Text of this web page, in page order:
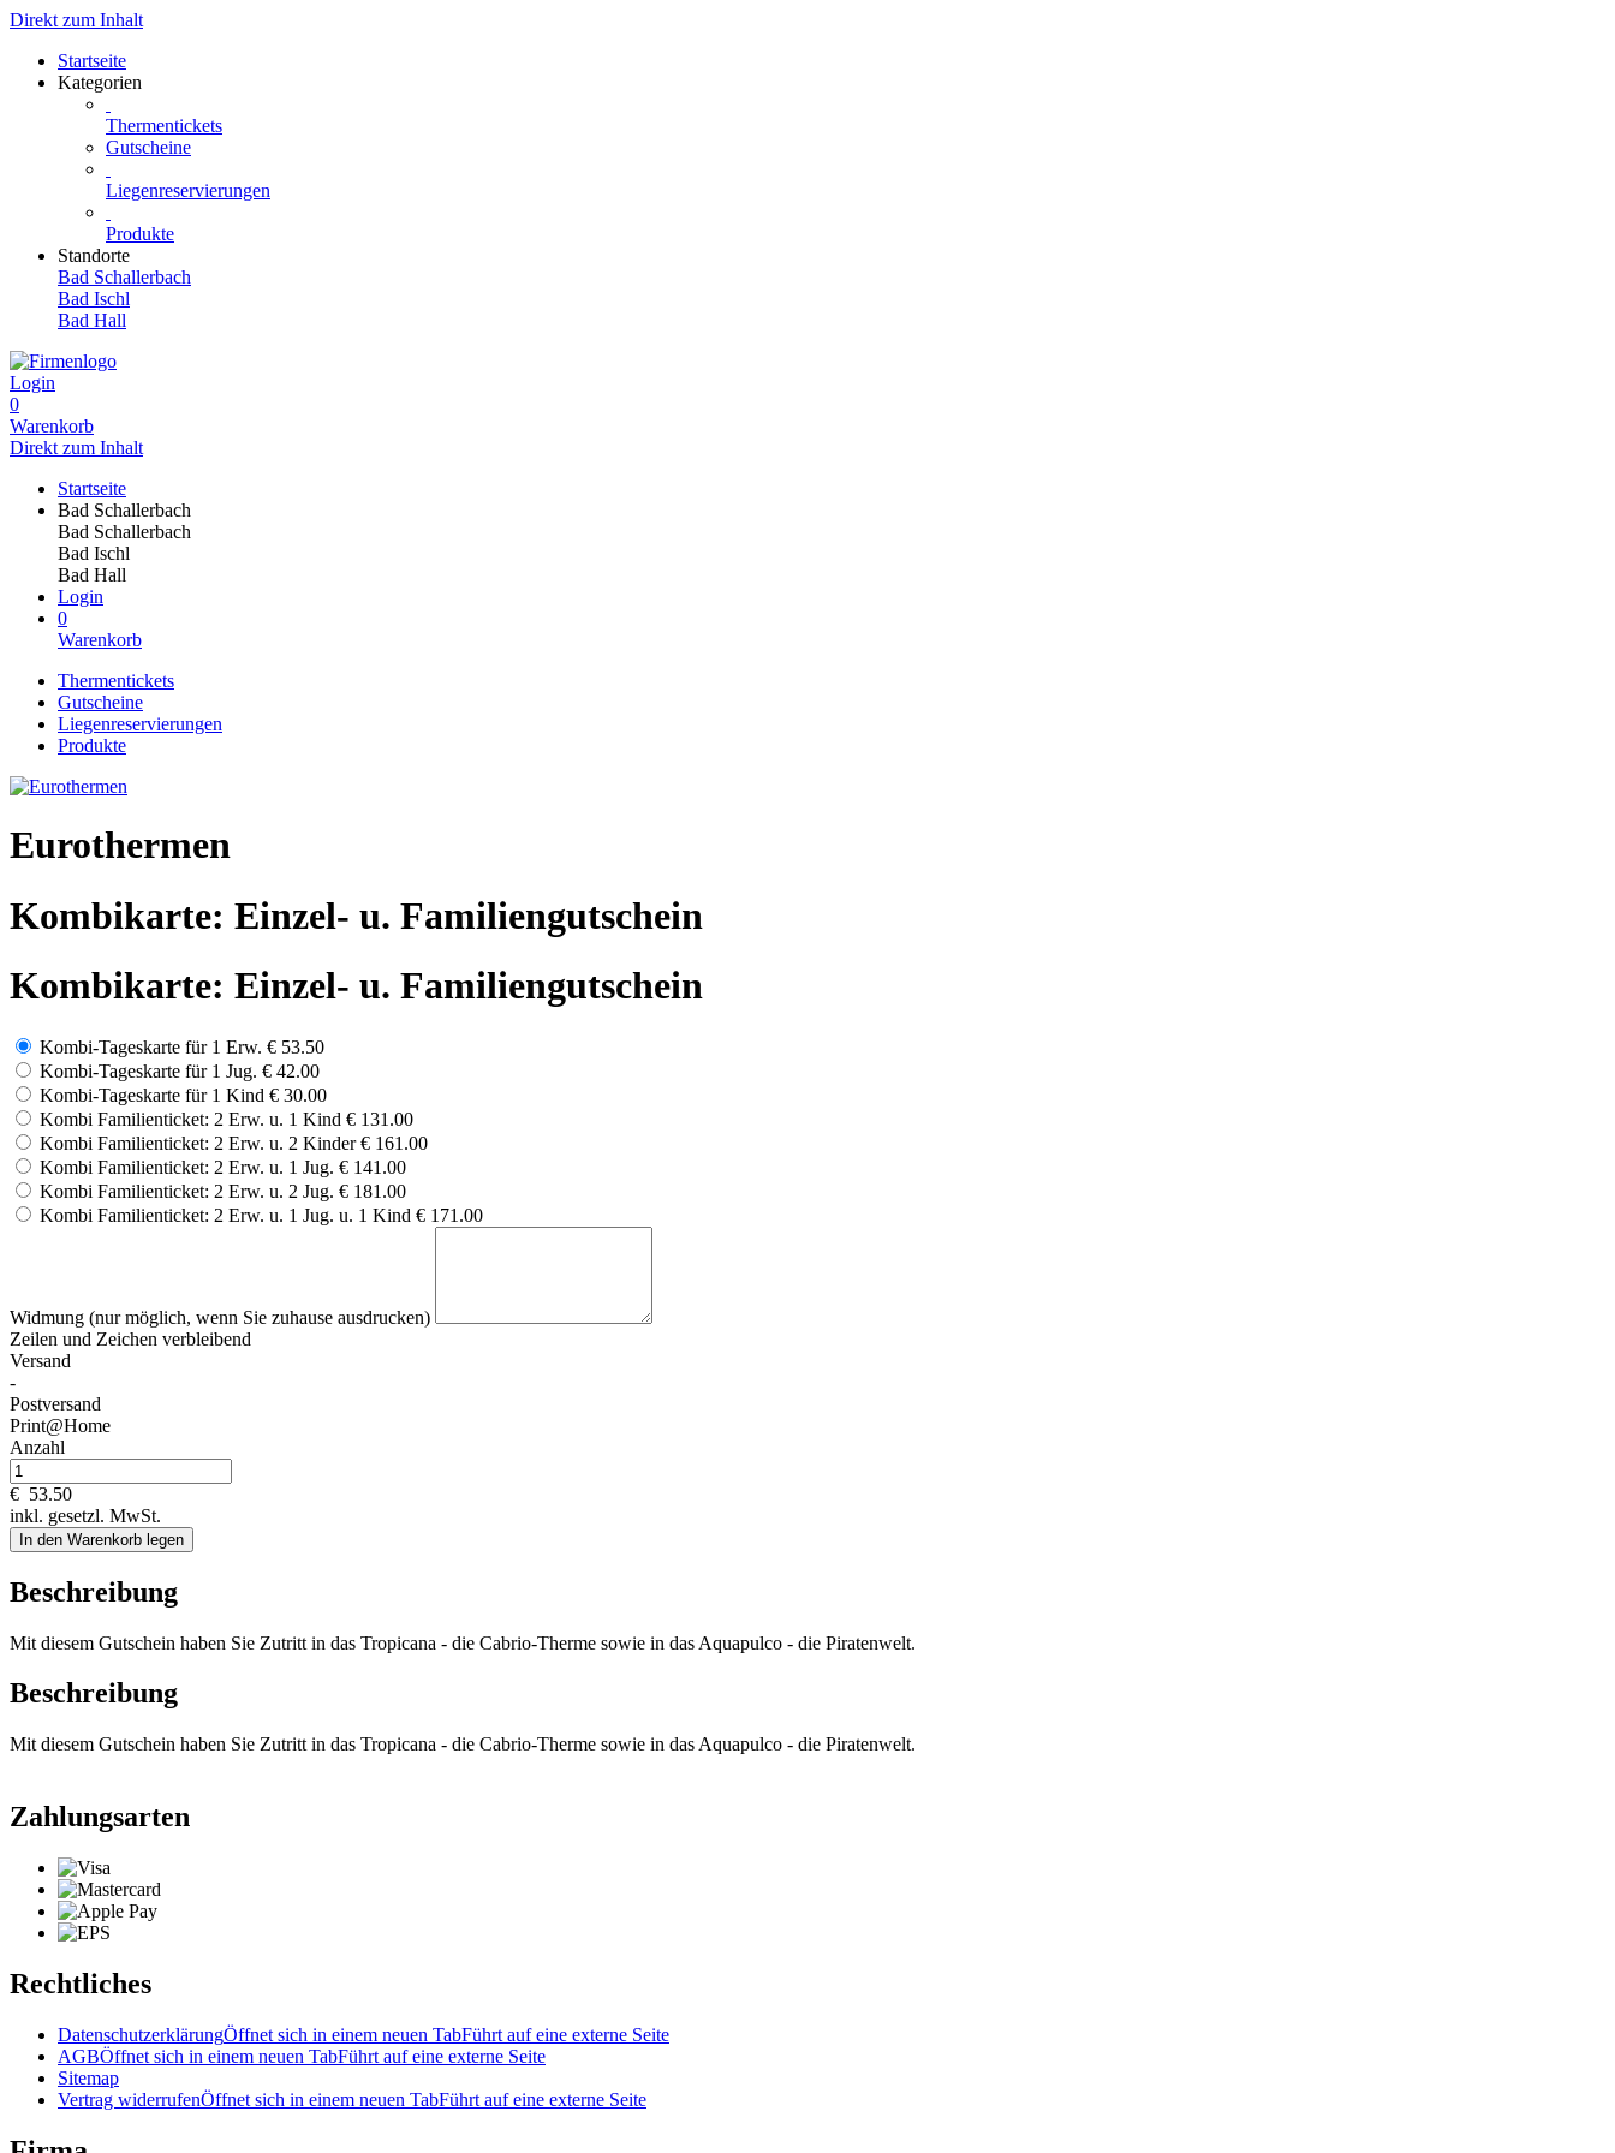
Direkt zum Inhalt
Startseite
Kategorien
Thermentickets
Gutscheine
Liegenreservierungen
Produkte
Standorte
Bad Schallerbach
Bad Ischl
Bad Hall
Login
0
Warenkorb
Direkt zum Inhalt
Startseite
Bad Schallerbach
Bad Schallerbach
Bad Ischl
Bad Hall
Login
0
Warenkorb
Thermentickets
Gutscheine
Liegenreservierungen
Produkte
Eurothermen
Kombikarte: Einzel- u. Familiengutschein
Kombikarte: Einzel- u. Familiengutschein
Kombi-Tageskarte für 1 Erw. € 53.50
Kombi-Tageskarte für 1 Jug. € 42.00
Kombi-Tageskarte für 1 Kind € 30.00
Kombi Familienticket: 2 Erw. u. 1 Kind € 131.00
Kombi Familienticket: 2 Erw. u. 2 Kinder € 161.00
Kombi Familienticket: 2 Erw. u. 1 Jug. € 141.00
Kombi Familienticket: 2 Erw. u. 2 Jug. € 181.00
Kombi Familienticket: 2 Erw. u. 1 Jug. u. 1 Kind € 171.00
Widmung (nur möglich, wenn Sie zuhause ausdrucken)
Zeilen und Zeichen verbleibend
Versand
-
Postversand
Print@Home
Anzahl
€ 53.50
inkl. gesetzl. MwSt.
In den Warenkorb legen
Beschreibung
Mit diesem Gutschein haben Sie Zutritt in das Tropicana - die Cabrio-Therme sowie in das Aquapulco - die Piratenwelt.
Beschreibung
Mit diesem Gutschein haben Sie Zutritt in das Tropicana - die Cabrio-Therme sowie in das Aquapulco - die Piratenwelt.
Zahlungsarten
Rechtliches
DatenschutzerklärungÖffnet sich in einem neuen TabFührt auf eine externe Seite
AGBÖffnet sich in einem neuen TabFührt auf eine externe Seite
Sitemap
Vertrag widerrufenÖffnet sich in einem neuen TabFührt auf eine externe Seite